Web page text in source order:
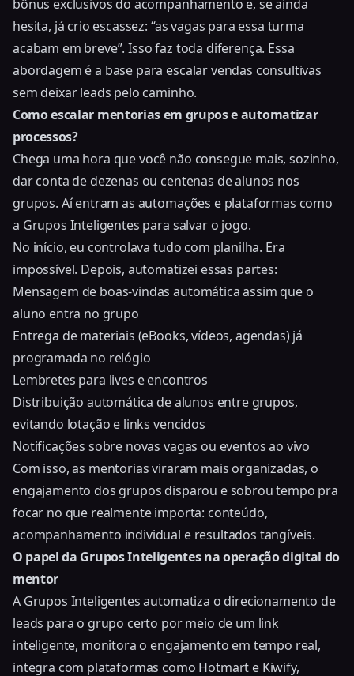
bônus exclusivos do acompanhamento e, se ainda
hesita, já crio escassez: “as vagas para essa turma
acabam em breve”. Isso faz toda diferença. Essa
abordagem é a base para escalar vendas consultivas
sem deixar leads pelo caminho.
Como escalar mentorias em grupos e automatizar
processos?
Chega uma hora que você não consegue mais, sozinho,
dar conta de dezenas ou centenas de alunos nos
grupos. Aí entram as automações e plataformas como
a Grupos Inteligentes para salvar o jogo.
No início, eu controlava tudo com planilha. Era
impossível. Depois, automatizei essas partes:
Mensagem de boas-vindas automática assim que o
aluno entra no grupo
Entrega de materiais (eBooks, vídeos, agendas) já
programada no relógio
Lembretes para lives e encontros
Distribuição automática de alunos entre grupos,
evitando lotação e links vencidos
Notificações sobre novas vagas ou eventos ao vivo
Com isso, as mentorias viraram mais organizadas, o
engajamento dos grupos disparou e sobrou tempo pra
focar no que realmente importa: conteúdo,
acompanhamento individual e resultados tangíveis.
O papel da Grupos Inteligentes na operação digital do
mentor
A Grupos Inteligentes automatiza o direcionamento de
leads para o grupo certo por meio de um link
inteligente, monitora o engajamento em tempo real,
integra com plataformas como Hotmart e Kiwify,